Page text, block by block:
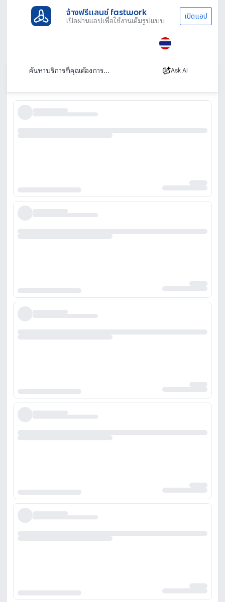
จ้างฟรีแลนซ์ fastwork
เปิดผ่านแอปเพื่อใช้งานเต็มรูปแบบ เปิดแอป
Ask AI
เชียงใหม่
รับจ้างตัดหญ้าตัดต้นไม้ เชียงใหม่ โดยมืออาชีพ
เรียงตาม